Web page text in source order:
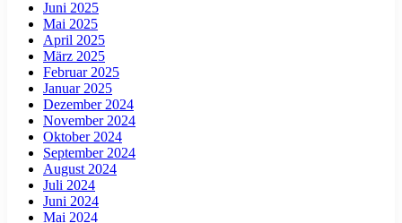
Juni 2025
Mai 2025
April 2025
März 2025
Februar 2025
Januar 2025
Dezember 2024
November 2024
Oktober 2024
September 2024
August 2024
Juli 2024
Juni 2024
Mai 2024